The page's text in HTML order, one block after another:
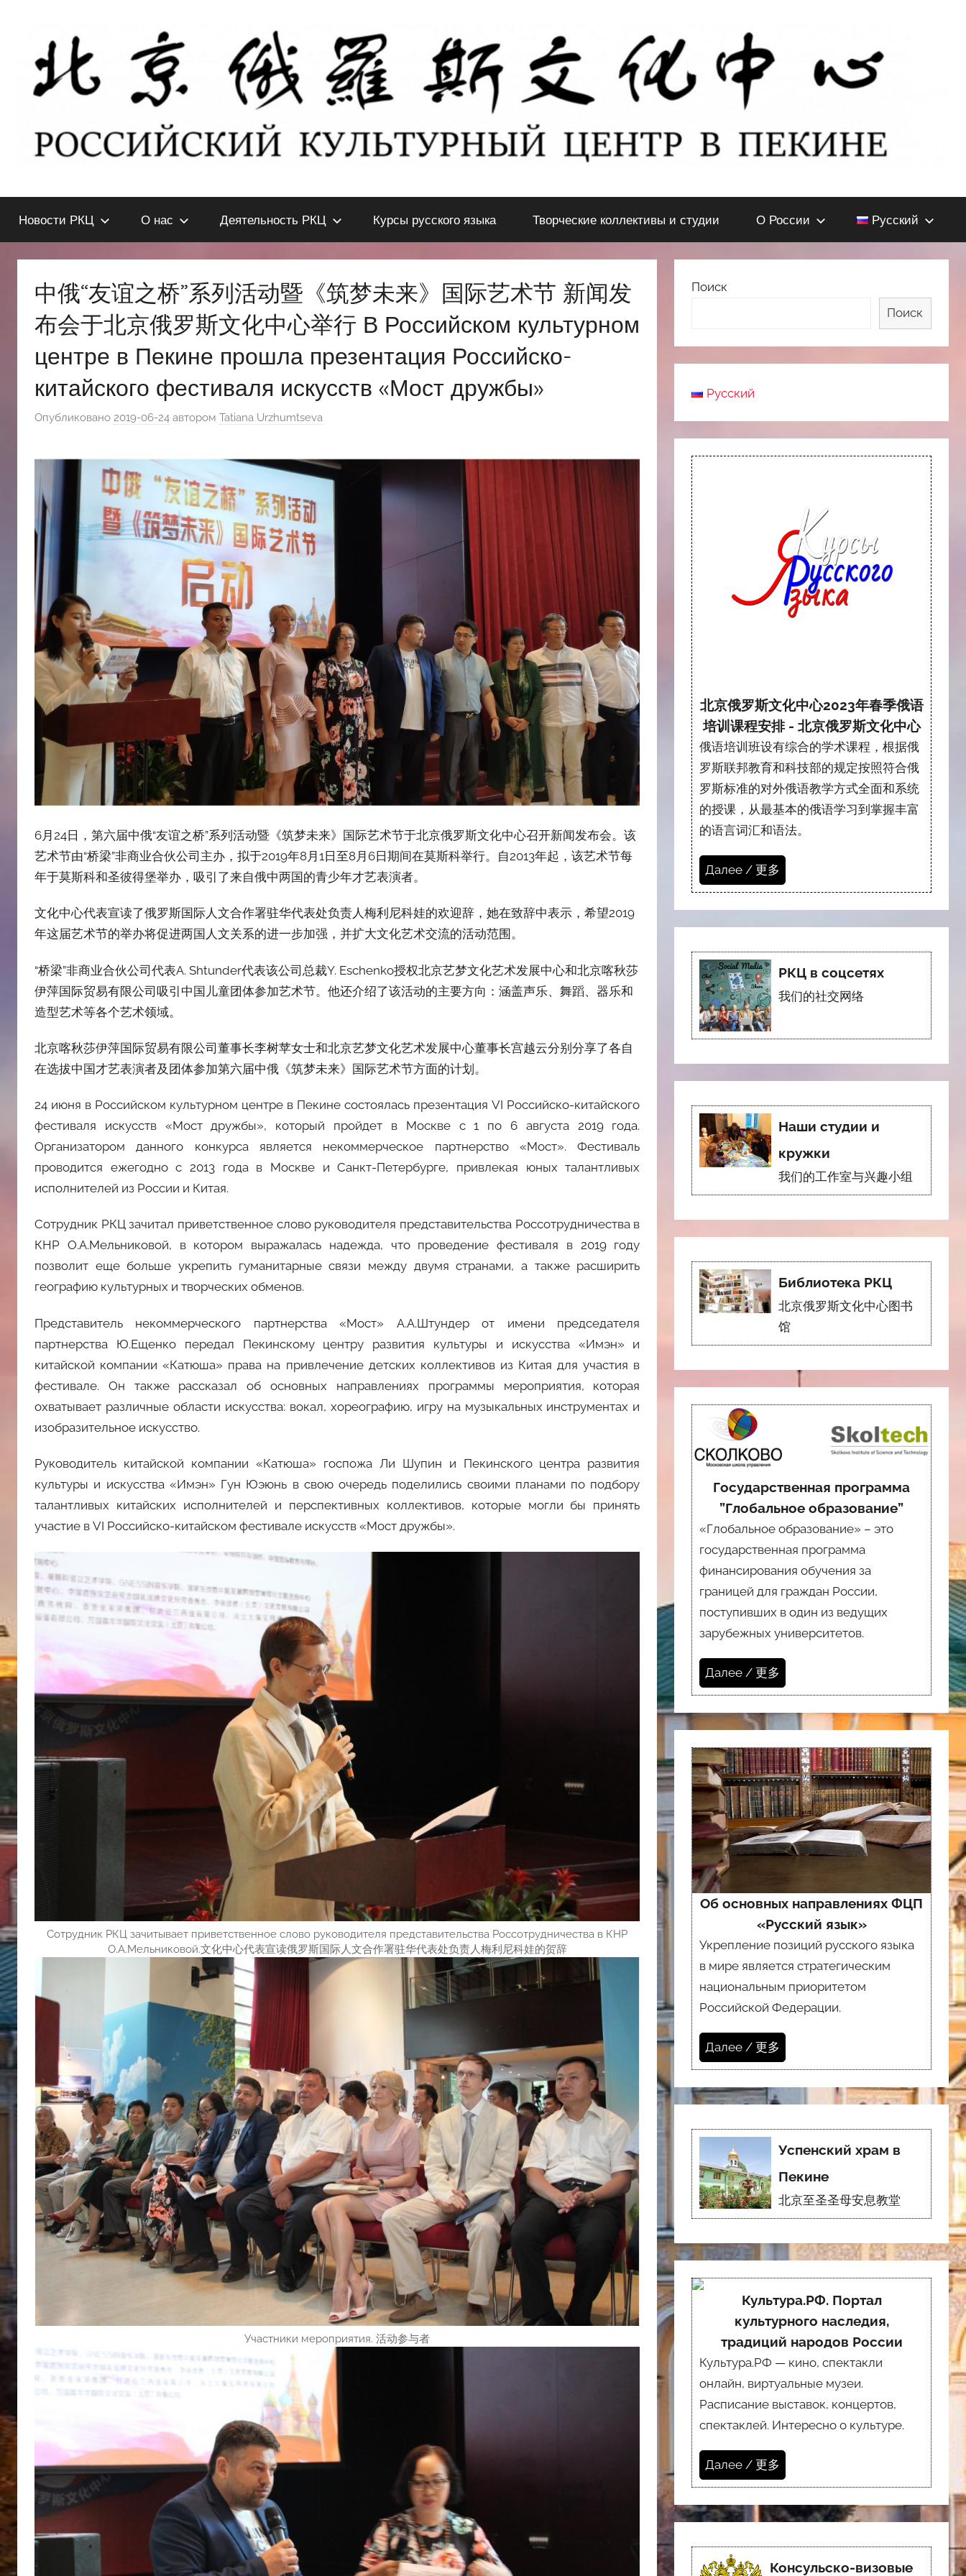
содержимому
北
京
俄
罗
斯
文
中
心
КУЛЬТУРНЫЙ
ЦЕНТР
ПЕКИНЕ
Новости РКЦ О нас Деятельность РКЦ Курсы русского языка Творческие коллективы и студии О России Русский
中俄“友谊之桥”系列活动暨《筑梦未来》国际艺术节 新闻发
布会于北京俄罗斯文化中心举行 В Российском культурном
центре в Пекине прошла презентация Российско-
китайского фестиваля искусств «Мост дружбы»
Опубликовано 2019-06-24 автором Tatiana Urzhumtseva
6月24日，第六届中俄“友谊之桥”系列活动暨《筑梦未来》国际艺术节于北京俄罗斯文化中心召开新闻发布会。该
艺术节由“桥梁”非商业合伙公司主办，拟于2019年8月1日至8月6日期间在莫斯科举行。自2013年起，该艺术节每
年于莫斯科和圣彼得堡举办，吸引了来自俄中两国的青少年才艺表演者。
文化中心代表宣读了俄罗斯国际人文合作署驻华代表处负责人梅利尼科娃的欢迎辞，她在致辞中表示，希望2019
年这届艺术节的举办将促进两国人文关系的进一步加强，并扩大文化艺术交流的活动范围。
“桥梁”非商业合伙公司代表A. Shtunder代表该公司总裁Y. Eschenko授权北京艺梦文化艺术发展中心和北京喀秋莎
伊萍国际贸易有限公司吸引中国儿童团体参加艺术节。他还介绍了该活动的主要方向：涵盖声乐、舞蹈、器乐和
造型艺术等各个艺术领域。
北京喀秋莎伊萍国际贸易有限公司董事长李树苹女士和北京艺梦文化艺术发展中心董事长宫越云分别分享了各自
在选拔中国才艺表演者及团体参加​​第六届中俄《筑梦未来》国际艺术节方面的计划。
24 июня в Российском культурном центре в Пекине состоялась презентация VI Российско-китайского
фестиваля искусств «Мост дружбы», который пройдет в Москве с 1 по 6 августа 2019 года.
Организатором данного конкурса является некоммерческое партнерство «Мост». Фестиваль
проводится ежегодно с 2013 года в Москве и Санкт-Петербурге, привлекая юных талантливых
исполнителей из России и Китая.
Сотрудник РКЦ зачитал приветственное слово руководителя представительства Россотрудничества в
КНР О.А.Мельниковой, в котором выражалась надежда, что проведение фестиваля в 2019 году
позволит еще больше укрепить гуманитарные связи между двумя странами, а также расширить
географию культурных и творческих обменов.
Представитель некоммерческого партнерства «Мост» А.А.Штундер от имени председателя
партнерства Ю.Ещенко передал Пекинскому центру развития культуры и искусства «Имэн» и
китайской компании «Катюша» права на привлечение детских коллективов из Китая для участия в
фестивале. Он также рассказал об основных направлениях программы мероприятия, которая
охватывает различные области искусства: вокал, хореографию, игру на музыкальных инструментах и
изобразительное искусство.
Руководитель китайской компании «Катюша» госпожа Ли Шупин и Пекинского центра развития
культуры и искусства «Имэн» Гун Юэюнь в свою очередь поделились своими планами по подбору
талантливых китайских исполнителей и перспективных коллективов, которые могли бы принять
участие в VI Российско-китайском фестивале искусств «Мост дружбы».
Сотрудник РКЦ зачитывает приветственное слово руководителя представительства Россотрудничества в КНР
О.А.Мельниковой.文化中心代表宣读俄罗斯国际人文合作署驻华代表处负责人梅利尼科娃的贺辞
Участники мероприятия. 活动参与者
Поиск
Поиск
Русский
北京俄罗斯文化中心2023年春季俄语
培训课程安排 - 北京俄罗斯文化中心
俄语培训班设有综合的学术课程，根据俄
罗斯联邦教育和科技部的规定按照符合俄
罗斯标准的对外俄语教学方式全面和系统
的授课，从最基本的俄语学习到掌握丰富
的语言词汇和语法。
Далее / 更多
РКЦ в соцсетях
我们的社交网络
Наши студии и
кружки
我们的工作室与兴趣小组
Библиотека РКЦ
北京俄罗斯文化中心图书
馆
Государственная программа
”Глобальное образование”
«Глобальное образование» – это
государственная программа
финансирования обучения за
границей для граждан России,
поступивших в один из ведущих
зарубежных университетов.
Далее / 更多
Об основных направлениях ФЦП
«Русский язык»
Укрепление позиций русского языка
в мире является стратегическим
национальным приоритетом
Российской Федерации.
Далее / 更多
Успенский храм в
Пекине
北京至圣圣母安息教堂
Культура.РФ. Портал
культурного наследия,
традиций народов России
Культура.РФ — кино, спектакли
онлайн, виртуальные музеи.
Расписание выставок, концертов,
спектаклей. Интересно о культуре.
Далее / 更多
Консульско-визовые